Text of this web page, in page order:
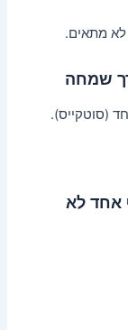
מתאים.
(סוטקייס).
אחד לא